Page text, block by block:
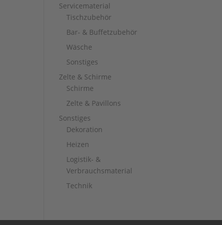
Servicematerial
Tischzubehör
Bar- & Buffetzubehör
Wäsche
Sonstiges
Zelte & Schirme
Schirme
Zelte & Pavillons
Sonstiges
Dekoration
Heizen
Logistik- &
Verbrauchsmaterial
Technik